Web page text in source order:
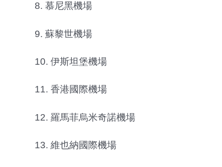
8. 慕尼黑機場
9. 蘇黎世機場
10. 伊斯坦堡機場
11. 香港國際機場
12. 羅馬菲烏米奇諾機場
13. 維也納國際機場